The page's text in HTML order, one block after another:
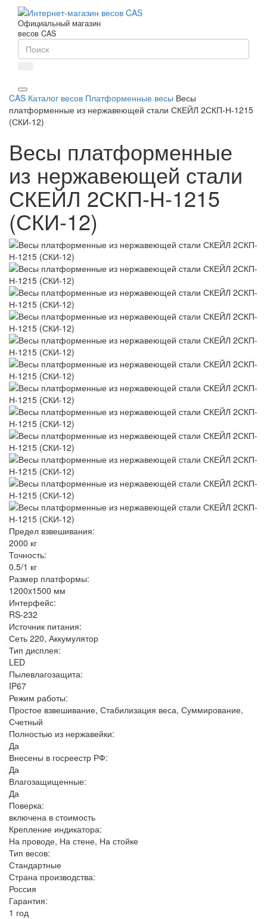
Официальный магазин
весов CAS
CAS Каталог весов Платформенные весы Весы
платформенные из нержавеющей стали СКЕЙЛ 2СКП-Н-1215
(СКИ-12)
Весы платформенные
из нержавеющей стали
СКЕЙЛ 2СКП-Н-1215
(СКИ-12)
Предел взвешивания:
2000 кг
Точность:
0.5/1 кг
Размер платформы:
1200x1500 мм
Интерфейс:
RS-232
Источник питания:
Сеть 220, Аккумулятор
Тип дисплея:
LED
Пылевлагозащита:
IP67
Режим работы:
Простое взвешивание, Стабилизация веса, Суммирование,
Счетный
Полностью из нержавейки:
Да
Внесены в госреестр РФ:
Да
Влагозащищенные:
Да
Поверка:
включена в стоимость
Крепление индикатора:
На проводе, На стене, На стойке
Тип весов:
Стандартные
Страна производства:
Россия
Гарантия:
1 год